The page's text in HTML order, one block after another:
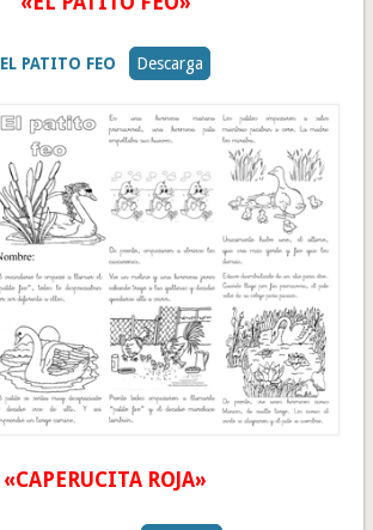
EL PATITO FEO Descarga
«CAPERUCITA ROJA»